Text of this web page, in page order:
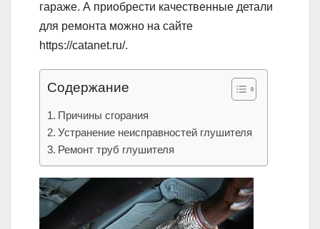
гараже. А приобрести качественные детали
для ремонта можно на сайте
https://catanet.ru/.
Содержание
Причины сгорания
Устранение неисправностей глушителя
Ремонт труб глушителя